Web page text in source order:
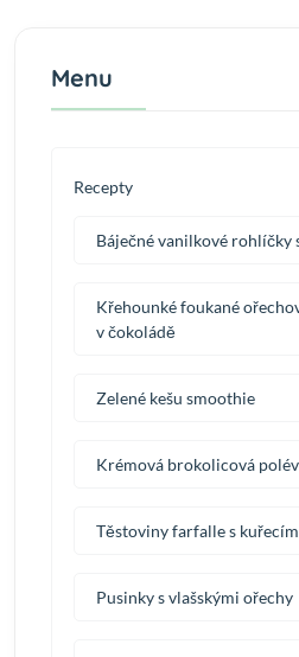
Menu
Recepty
Báječné vanilkové rohlíčky
Křehounké foukané
v čokoládě
Zelené kešu smoothie
Krémová brokolicová
Těstoviny farfalle s kuřecím
Pusinky s vlašskými ořechy